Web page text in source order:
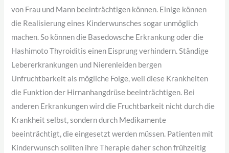
von Frau und Mann beeinträchtigen können. Einige können
die Realisierung eines Kinderwunsches sogar unmöglich
machen. So können die Basedowsche Erkrankung oder die
Hashimoto Thyroiditis einen Eisprung verhindern. Ständige
Lebererkrankungen und Nierenleiden bergen
Unfruchtbarkeit als mögliche Folge, weil diese Krankheiten
die Funktion der Hirnanhangdrüse beeinträchtigen. Bei
anderen Erkrankungen wird die Fruchtbarkeit nicht durch die
Krankheit selbst, sondern durch Medikamente
beeinträchtigt, die eingesetzt werden müssen. Patienten mit
Kinderwunsch sollten ihre Therapie daher schon frühzeitig